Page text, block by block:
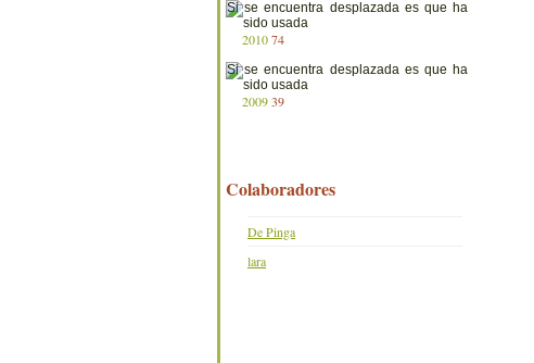
201074
200939
Colaboradores
De Pinga
lara